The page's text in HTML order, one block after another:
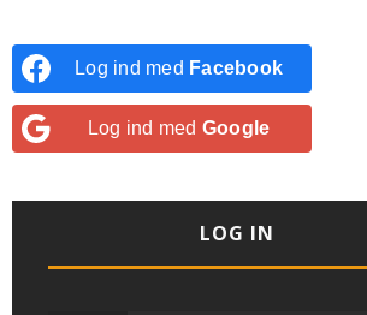
Log ind med Facebook
Log ind med Google
LOG IN